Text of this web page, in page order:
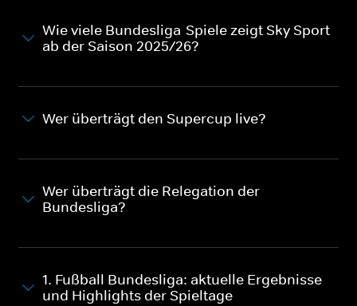
Wie viele Bundesliga-Spiele zeigt Sky Sport
ab der Saison 2025/26?
Wer überträgt den Supercup live?
Wer überträgt die Relegation der
Bundesliga?
1. Fußball Bundesliga: aktuelle Ergebnisse
und Highlights der Spieltage